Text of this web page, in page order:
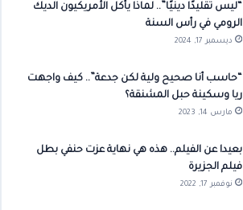
“ليس تقليدًا دينيًا”.. لماذا يأكل الأمريكيون الديك
الرومي في رأس السنة
ديسمبر 17, 2024
“حاسب أنا صحيح ولية لكن جدعة”.. كيف واجهت
ريا وسكينة حبل المشنقة؟
مارس 14, 2023
بعيدا عن الفيلم.. هذه هي نهاية عزت حنفي بطل
فيلم الجزيرة
نوفمبر 17, 2022